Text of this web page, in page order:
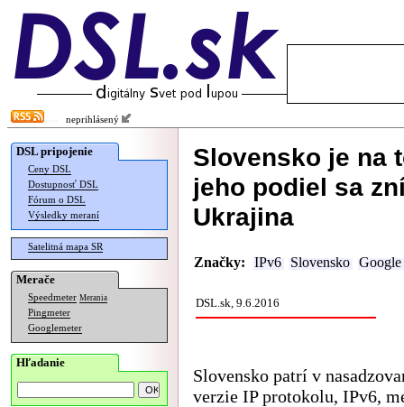
neprihlásený
DSL pripojenie
Ceny DSL
Dostupnosť DSL
Fórum o DSL
Výsledky meraní
Satelitná mapa SR
Merače
Speedmeter Merania
Pingmeter
Googlemeter
Hľadanie
Slovensko je na
jeho podiel sa
Ukrajina
Značky: IPv6 Slovensko Google
DSL.sk, 9.6.2016
Slovensko patrí v
verzie IP protokolu, IPv6,